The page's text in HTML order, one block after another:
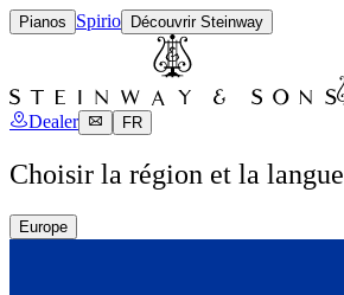
Pianos Spirio Découvrir Steinway
Dealer FR
Choisir la région et la langue
Europe